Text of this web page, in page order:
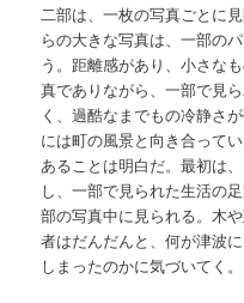
二部は、一枚の写真ごとに
らの大きな写真は、一部の
う。距離感があり、小さな
真でありながら、一部で見
く、過酷なまでもの冷静さ
には町の風景と向き合って
あることは明白だ。最初は
し、一部で見られた生活の
部の写真中に見られる。木
者はだんだんと、何が津波
しまったのかに気づいてく。